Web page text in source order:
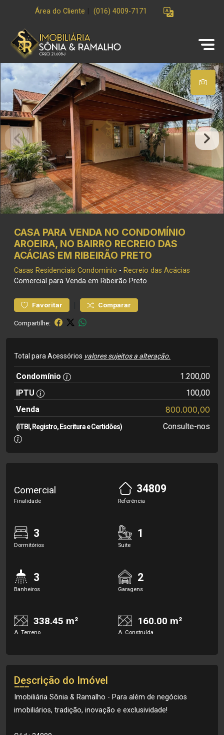
Área do Cliente (016) 4009-7171
CASA PARA VENDA NO CONDOMÍNIO
AROEIRA, NO BAIRRO RECREIO DAS
ACÁCIAS EM RIBEIRÃO PRETO
Casas Residenciais Condomínio - Recreio das Acácias
Comercial para Venda em Ribeirão Preto
Favoritar Comparar
Compartilhe:
Total para Acessórios valores sujeitos a alteração.
Condomínio
1.200,00
IPTU
100,00
Venda
800.000,00
(ITBI, Registro, Escritura e Certidões) Consulte-nos
Comercial
Finalidade
34809
Referência
3
Dormitórios
1
Suite
3
Banheiros
2
Garagens
338.45 m²
A. Terreno
160.00 m²
A. Construída
Descrição do Imóvel
Imobiliária Sônia & Ramalho - Para além de negócios
imobiliários, tradição, inovação e exclusividade!